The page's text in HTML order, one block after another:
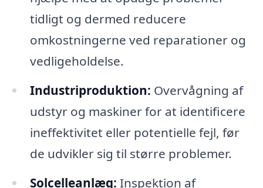
tidligt og dermed reducere
omkostningerne ved reparationer og
vedligeholdelse.
Industriproduktion: Overvågning af
udstyr og maskiner for at identificere
ineffektivitet eller potentielle fejl, før
de udvikler sig til større problemer.
Solcelleanlæg: Inspektion af